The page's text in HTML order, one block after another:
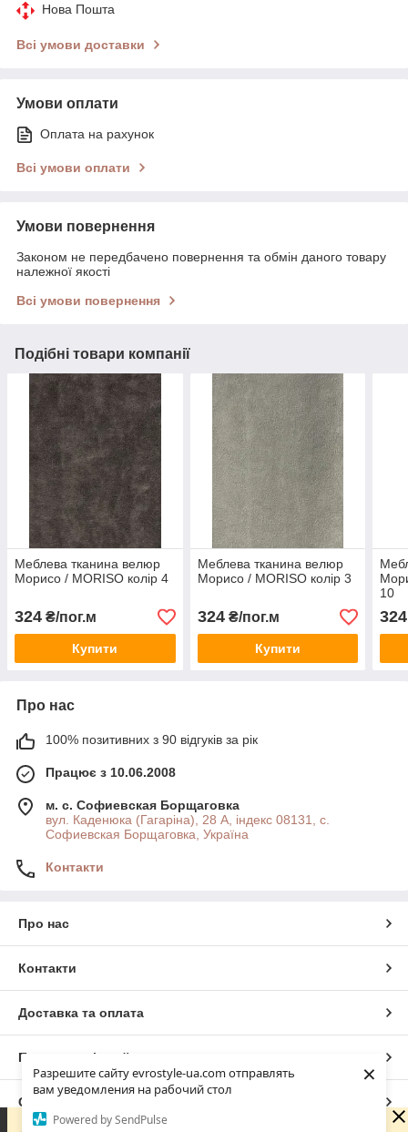
Разрешите сайту evrostyle-ua.com отправлять
вам уведомления на рабочий стол
Powered by SendPulse
×
Нова Пошта
Всі умови доставки
Умови оплати
Оплата на рахунок
Всі умови оплати
Умови повернення
Законом не передбачено повернення та обмін даного товару
належної якості
Всі умови повернення
Подібні товари компанії
Меблева тканина велюр
Морисо / MORISO колір 4
324 ₴/пог.м
Купити
Меблева тканина велюр
Морисо / MORISO колір 3
324₴/пог.м
Купити
10
324
Про нас
100% позитивних з 90 відгуків за рік
Працює з 10.06.2008
м. с. Софиевская Борщаговка
вул. Каденюка (Гагаріна), 28 А, індекс 08131, с.
Софиевская Борщаговка, Україна
Контакти
Про нас
Контакти
Доставка та оплата
Повна версія сайту
Сайт створено на маркетплейсі
Шановні покупці! Ми працюємо виключно онлайн —